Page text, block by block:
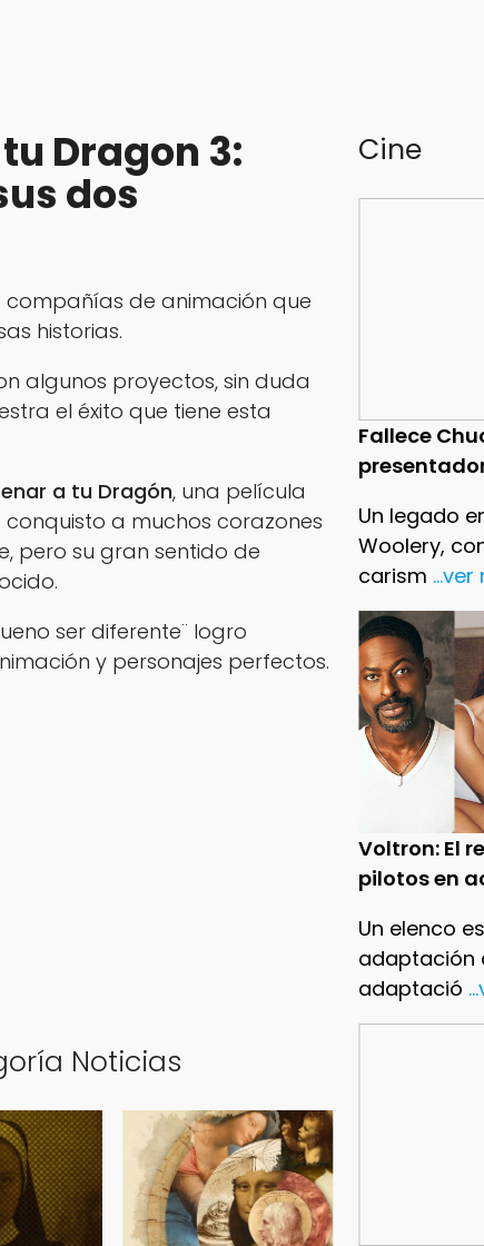
Cine
Fallece
Un legado
Woolery,
carism
Voltron: El
pilotos en
Un elenco
adaptación
adaptació
Dragon 3:
dos
de animación que
historias.
algunos proyectos, sin duda
el éxito que tiene esta
a tu Dragón, una película
a muchos corazones
pero su gran sentido de
ser diferente¨ logro
y personajes perfectos.
Noticias